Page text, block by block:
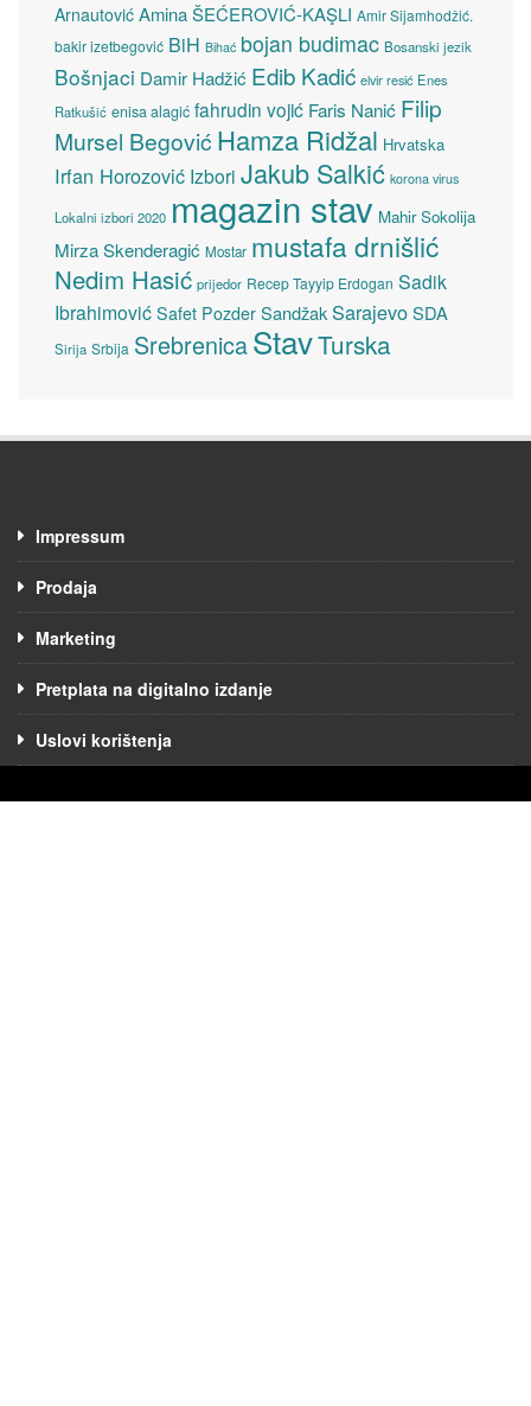
Arnautović Amina ŠEĆEROVIĆ-KAŞLI Amir Sijamhodžić.
bakir izetbegović BiH Bihać bojan budimac Bosanski jezik
Bošnjaci Damir Hadžić Edib Kadić elvir resić Enes
Ratkušić enisa alagić fahrudin vojić Faris Nanić Filip
Mursel Begović Hamza Ridžal Hrvatska
Irfan Horozović Izbori Jakub Salkić korona virus
Lokalni izbori 2020 magazin stav Mahir Sokolija
Mirza Skenderagić Mostar mustafa drnišlić
Nedim Hasić prijedor Recep Tayyip Erdogan Sadik
Ibrahimović Safet Pozder SandžakSarajevoSDA
Sirija Srbija SrebrenicaStavTurska
Impressum
Prodaja
Marketing
Pretplata na digitalno izdanje
Uslovi korištenja